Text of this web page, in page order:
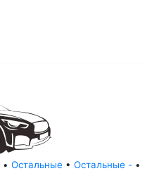
• Остальные • Остальные - •